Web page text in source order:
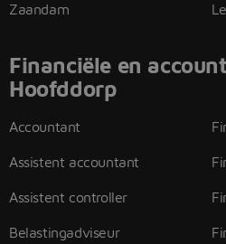
Zaandam
Financiële en
Hoofddorp
Accountant
Assistent accountant
Assistent controller
Belastingadviseur